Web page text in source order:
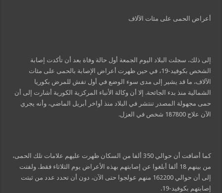
أعراض الحمى على مئات الآلاف
إلى ذلك، سجلت البلاد اليوم الجمعة أول حالة وفاة بعد أن تأكدت إصابة
الشخص بكوفيد-19، في حين ظهرت أعراض الإصابة بالحمى على مئات
الآلاف، ما قد يشير إلى مدى سوء الوضع في أول تفش للمرض بكوريا
الشمالية منذ بدء الجائحة. إلا أن وكالة الأنباء المركزية الكورية أشارت إلى أن
حمى مجهولة المصدر تنتشر في البلاد منذ أواخر أبريل الماضي، وأنه يجري
الآن علاج 187800 شخص في العزل.
كما أضافت أن حوالي 350 ألفا من السكان ظهرت عليهم علامات تلك الحمى،
من بينهم 18 ألفا أبلغوا عن إصابتهم بهذه الأعراض يوم الثلاثاء فقط. ولفتت
إلى أن حوالي 162200 منهم عولجوا حتى الآن، دون أن تحدد عدد من ثبتت
إصابتهم بكوفيد-19.